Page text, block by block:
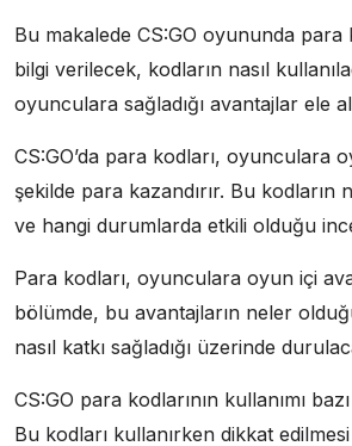
Bu makalede CS:GO oyununda para
bilgi verilecek, kodların nasıl
oyunculara sağladığı avantajlar ele
CS:GO’da para kodları, oyunculara
şekilde para kazandırır. Bu kodların
ve hangi durumlarda etkili olduğu
Para kodları, oyunculara oyun içi
bölümde, bu avantajların neler
nasıl katkı sağladığı üzerinde
CS:GO para kodlarının kullanımı
Bu kodları kullanırken dikkat